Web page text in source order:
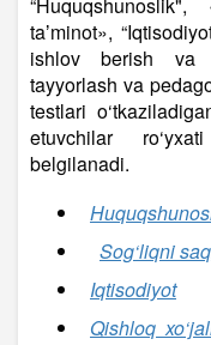
taʼminot»,
ishlov berish va
tayyorlash va
testlari
etuvchilar
belgilanadi.
Sog‘liqni
Iqtisodiyot
Qishloq